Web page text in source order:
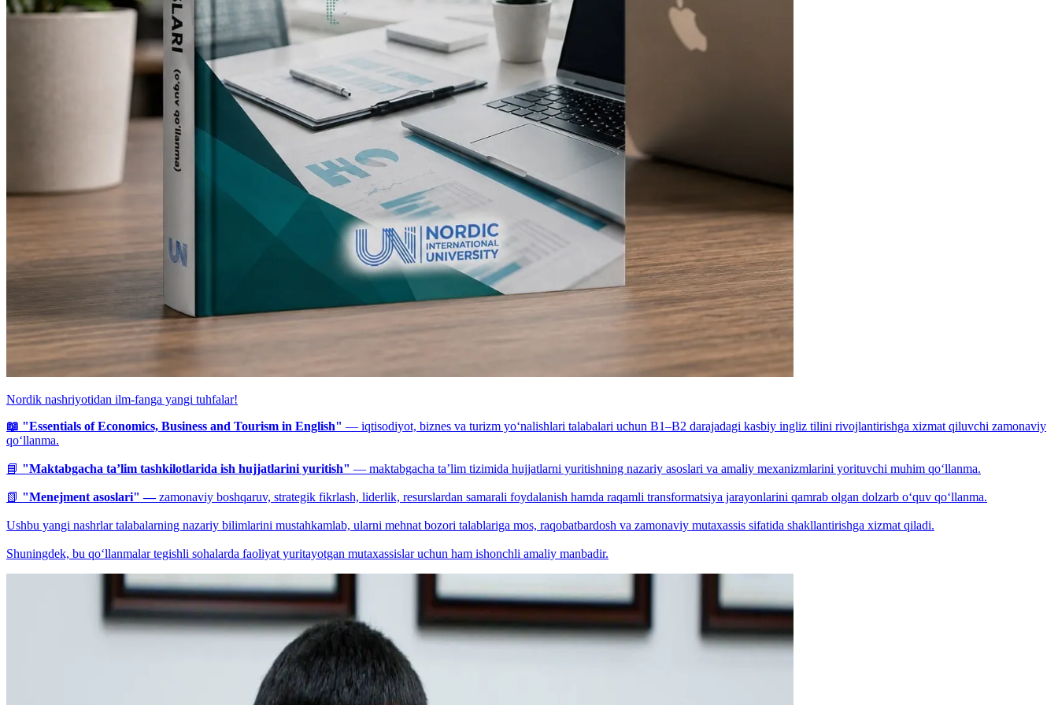
Nordik nashriyotidan ilm-fanga yangi tuhfalar!
📖 "Essentials of Economics, Business and Tourism in English" — iqtisodiyot, biznes va turizm yo‘nalishlari talabalari uchun B1–B2 darajadagi kasbiy ingliz tilini rivojlantirishga xizmat qiluvchi zamonaviy
qo‘llanma.
📘 "Maktabgacha ta’lim tashkilotlarida ish hujjatlarini yuritish" — maktabgacha ta’lim tizimida hujjatlarni yuritishning nazariy asoslari va amaliy mexanizmlarini yorituvchi muhim qo‘llanma.
📗 "Menejment asoslari" —zamonaviy boshqaruv, strategik fikrlash, liderlik, resurslardan samarali foydalanish hamda raqamli transformatsiya jarayonlarini qamrab olgan dolzarb o‘quv qo‘llanma.
Ushbu yangi nashrlar talabalarning nazariy bilimlarini mustahkamlab, ularni mehnat bozori talablariga mos, raqobatbardosh va zamonaviy mutaxassis sifatida shakllantirishga xizmat qiladi.
Shuningdek, bu qo‘llanmalar tegishli sohalarda faoliyat yuritayotgan mutaxassislar uchun ham ishonchli amaliy manbadir.